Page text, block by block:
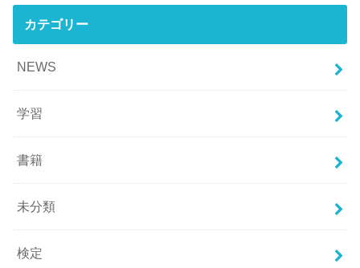
カテゴリー
NEWS
学習
書籍
未分類
検定